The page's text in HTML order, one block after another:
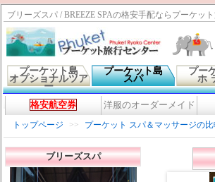
ブリーズスパ / BREEZE SPAの格安手配ならプーケッ
プーケット島
オプショナルツア
ー
プーケット島
スパ
プー
ホ
格安航空券 洋服のオーダーメイド
トップページ >> プーケット スパ＆マッサージの
ブリーズスパ